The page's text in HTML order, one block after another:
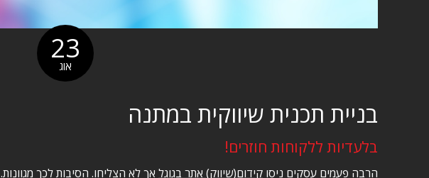
23
אוג
בניית תכנית שיווקית במתנה
בלעדיות ללקוחות חוזרים!
הרבה פעמים עסקים ניסו קידום(שיווק) אתר בגוגל אך לא הצליחו. הסיבות לכך מגוונות.